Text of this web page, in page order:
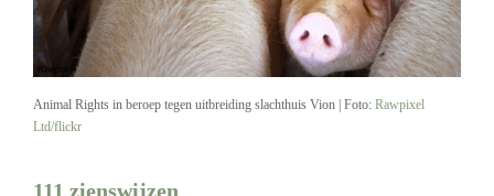
Animal Rights in beroep tegen uitbreiding slachthuis Vion | Foto: Rawpixel
Ltd/flickr
111 zienswijzen